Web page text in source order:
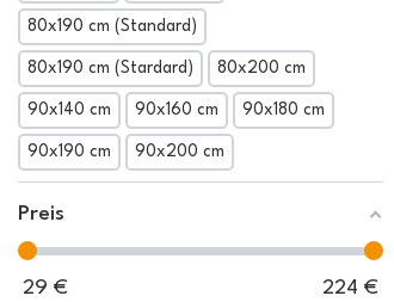
80x190 cm (Standard)
80x190 cm (Stardard) 80x200 cm
90x140 cm 90x160 cm 90x180 cm
90x190 cm 90x200 cm
Preis
29 € 224 €